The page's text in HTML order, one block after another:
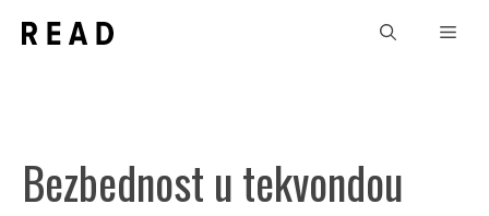
Bezbednost u tekvondou